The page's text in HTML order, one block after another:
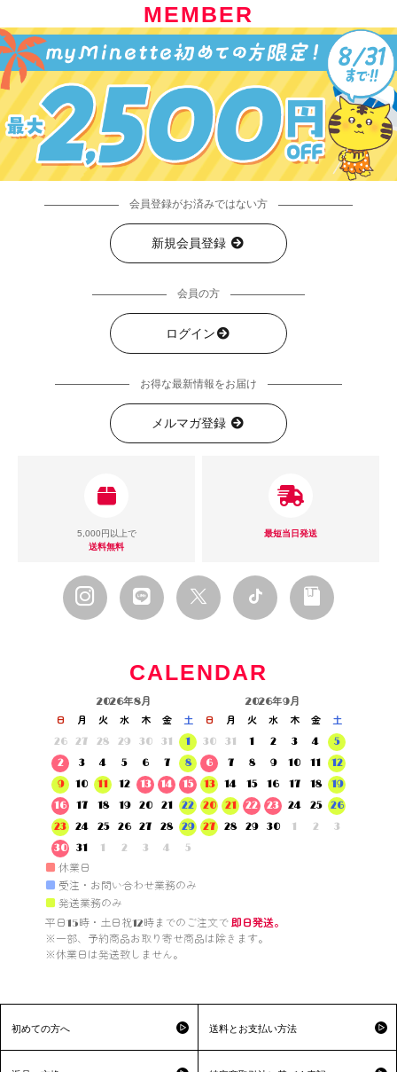
MEMBER
会員登録がお済みではない方
新規会員登録
会員の方
ログイン
お得な最新情報をお届け
メルマガ登録
5,000円以上で
送料無料
最短当日発送
CALENDAR
2026年8月
日 月 火 水 木 金
土
26
27 28 29 30 31
1
2
3 4 5 6 7
8
9
10 11 12 13 14
15
16
17 18 19 20 21
22
23
24 25 26 27 28
29
30
31 1 2 3 4 5
2026年9月
日 月 火 水 木 金
土
30
31 1 2 3 4
5
6
7 8 9 10 11
12
13
14 15 16 17 18
19
20
21 22 23 24 25
26
27
28 29 30 1 2 3
■ 休業日
■ 受注・お問い合わせ業務のみ
■ 発送業務のみ
平日15時・土日祝12時までのご注文で 即日発送。
※一部、予約商品お取り寄せ商品は除きます。
※休業日は発送致しません。
初めての方へ 送料とお支払い方法